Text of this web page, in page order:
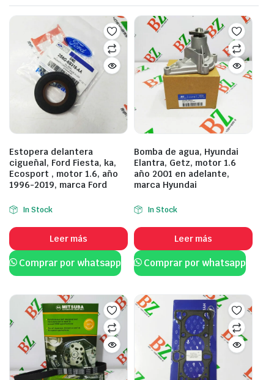
Estopera delantera
cigueñal, Ford Fiesta, ka,
Ecosport , motor 1.6, año
1996-2019, marca Ford
In Stock
Leer más
Comprar por whatsapp
Bomba de agua, Hyundai
Elantra, Getz, motor 1.6
año 2001 en adelante,
marca Hyundai
In Stock
Leer más
Comprar por whatsapp